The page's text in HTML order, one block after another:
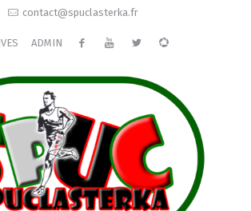
contact@spuclasterka.fr
ADMIN